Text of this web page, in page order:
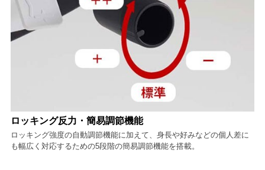
ロッキング反力・簡易調節機能
ロッキング強度の自動調節機能に加えて、身長や好みなどの個人差に
も幅広く対応するための5段階の簡易調節機能を搭載。